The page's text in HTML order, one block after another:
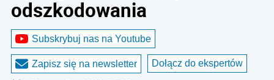
odszkodowania
Subskrybuj nas na Youtube
Zapisz się na newsletter Dołącz do ekspertów